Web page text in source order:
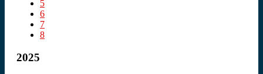
5
6
7
8
2025